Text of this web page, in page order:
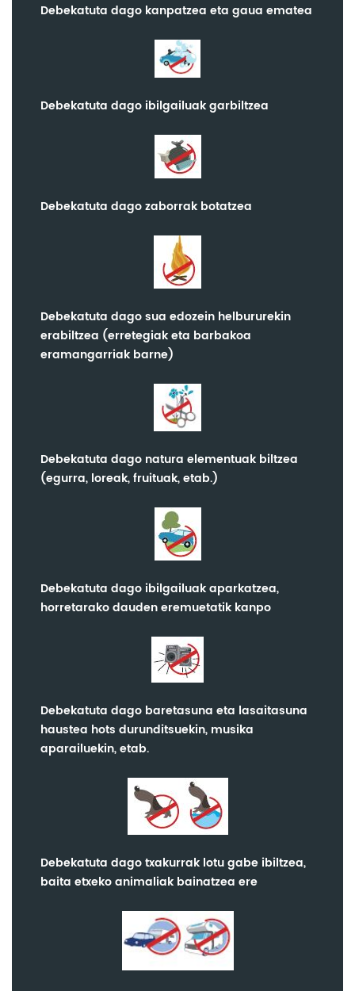
Debekatuta dago kanpatzea eta gaua ematea
Debekatuta dago ibilgailuak garbiltzea
Debekatuta dago zaborrak botatzea
Debekatuta dago sua edozein helbururekin
erabiltzea (erretegiak eta barbakoa
eramangarriak barne)
Debekatuta dago natura elementuak biltzea
(egurra, loreak, fruituak, etab.)
Debekatuta dago ibilgailuak aparkatzea,
horretarako dauden eremuetatik kanpo
Debekatuta dago baretasuna eta lasaitasuna
haustea hots durunditsuekin, musika
aparailuekin, etab.
Debekatuta dago txakurrak lotu gabe ibiltzea,
baita etxeko animaliak bainatzea ere